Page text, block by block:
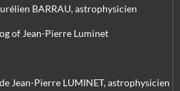
BARRAU, astrophysicien
of Jean-Pierre Luminet
Jean-Pierre LUMINET, astrophysicien